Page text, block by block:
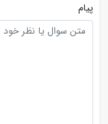
پیام